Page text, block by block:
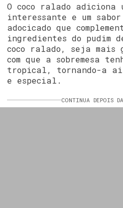
O coco ralado adiciona
interessante e um sabor
adocicado que
ingredientes do pudim
coco ralado, seja mais
com que a sobremesa
tropical, tornando-a
e especial.
CONTINUA DEPOIS